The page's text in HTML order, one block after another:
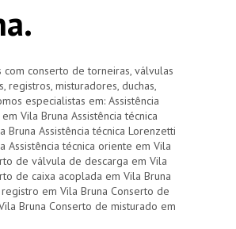
com conserto de torneiras, válvulas
registros, misturadores, duchas,
especialistas em: Assistência
Vila Bruna Assistência técnica
Bruna Assistência técnica Lorenzetti
Assistência técnica oriente em Vila
de válvula de descarga em Vila
de caixa acoplada em Vila Bruna
em Vila Bruna Conserto de
Bruna Conserto de misturado em